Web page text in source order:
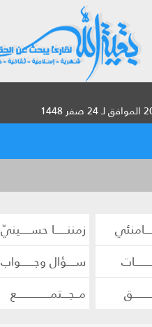
زمننــــــا حســـــينيّ
ســــؤال وجــــــواب
مــجـــتمــــــــــــــــع